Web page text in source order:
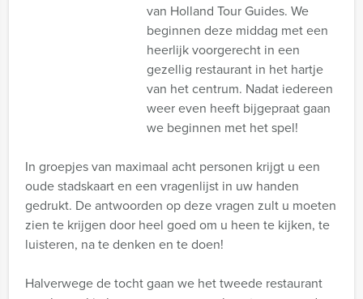
van Holland Tour Guides. We
beginnen deze middag met een
heerlijk voorgerecht in een
gezellig restaurant in het hartje
van het centrum. Nadat iedereen
weer even heeft bijgepraat gaan
we beginnen met het spel!
In groepjes van maximaal acht personen krijgt u een
oude stadskaart en een vragenlijst in uw handen
gedrukt. De antwoorden op deze vragen zult u moeten
zien te krijgen door heel goed om u heen te kijken, te
luisteren, na te denken en te doen!
Halverwege de tocht gaan we het tweede restaurant